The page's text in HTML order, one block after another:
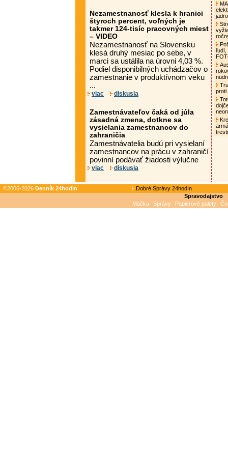
Nezamestnanosť klesla k hranici
štyroch percent, voľných je
takmer 124-tisíc pracovných miest
– VIDEO
Nezamestnanosť na Slovensku
klesá druhý mesiac po sebe, v
marci sa ustálila na úrovni 4,03 %.
Podiel disponibilných uchádzačov o
zamestnanie v produktívnom veku
...
viac diskusia
Zamestnávateľov čaká od júla
zásadná zmena, dotkne sa
vysielania zamestnancov do
zahraničia
Zamestnávatelia budú pri vysielaní
zamestnancov na prácu v zahraničí
povinní podávať žiadosti výlučne
viac diskusia
ľudí,
proti
©2005-2026 Denník 24hodin
Dobré Správy 24hodín
Spravodajstvo
Mačka
Správy Papierové palety